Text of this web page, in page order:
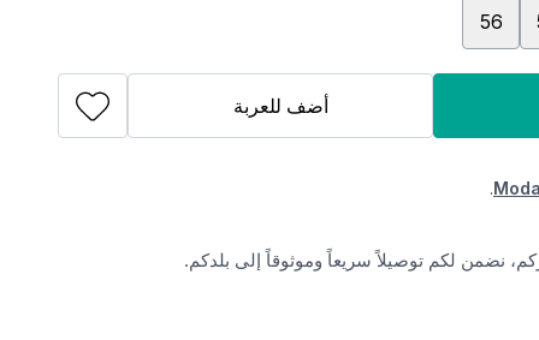
56
أضف للعربة
.
نضمن لكم توصيلاً سريعاً وموثوقاً إلى بلدكم.